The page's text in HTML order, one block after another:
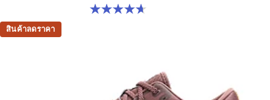
4.7 จาก 5 ดาว 57 รีวิว
สินค้าลดราคา